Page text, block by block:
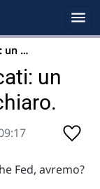
un …
un
Fed, avremo?